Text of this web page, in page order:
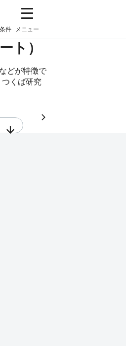
件 メニュー
ト）
どが特徴で
くば研究